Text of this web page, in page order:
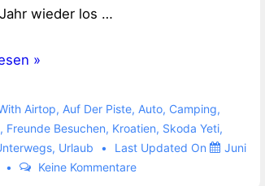
wieder los …
»
Airtop, Auf Der Piste, Auto, Camping,
, Freunde Besuchen, Kroatien, Skoda Yeti,
, Urlaub Last Updated On
Juni
Keine Kommentare